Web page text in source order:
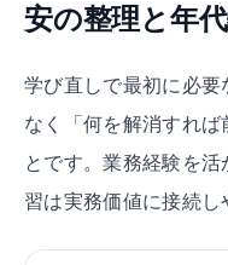
安の整理と年
学び直しで最初に必
なく「何を解消すれ
とです。業務経験を
習は実務価値に接続し